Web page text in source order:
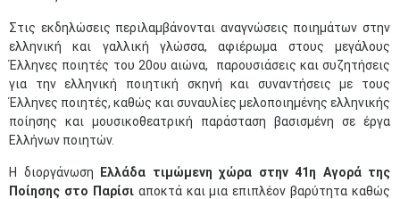
Στις εκδηλώσεις περιλαμβάνονται αναγνώσεις ποιημάτων στην
ελληνική και γαλλική γλώσσα, αφιέρωμα στους μεγάλους
Έλληνες ποιητές του 20ου αιώνα, παρουσιάσεις και συζητήσεις
για την ελληνική ποιητική σκηνή και συναντήσεις με τους
Έλληνες ποιητές, καθώς και συναυλίες μελοποιημένης ελληνικής
ποίησης και μουσικοθεατρική παράσταση βασισμένη σε έργα
Ελλήνων ποιητών.
Η διοργάνωση Ελλάδα τιμώμενη χώρα στην 41η Αγορά της
Ποίησης στο Παρίσι αποκτά και μια επιπλέον βαρύτητα καθώς